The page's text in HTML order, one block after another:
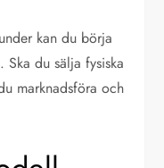
kan du börja
du sälja fysiska
marknadsföra och